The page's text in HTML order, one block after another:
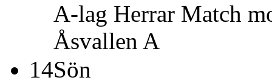
A-lag Herrar Match
Åsvallen A
14Sön